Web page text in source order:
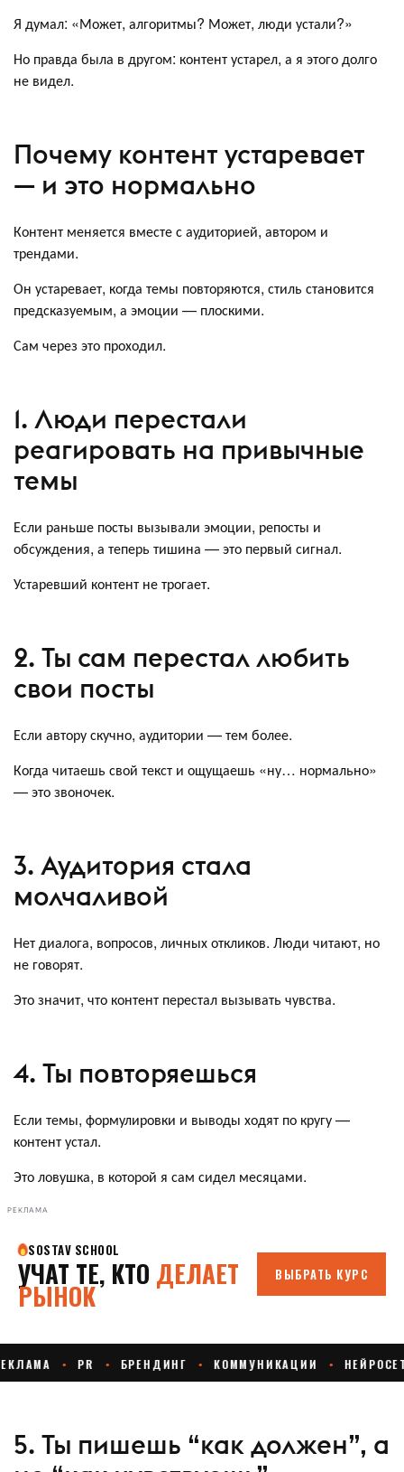
Я думал: «Может, алгоритмы? Может, люди устали?»
Но правда была в другом: контент устарел, а я этого долго
не видел.
Почему контент устаревает
— и это нормально
Контент меняется вместе с аудиторией, автором и
трендами.
Он устаревает, когда темы повторяются, стиль становится
предсказуемым, а эмоции — плоскими.
Сам через это проходил.
1. Люди перестали
реагировать на привычные
темы
Если раньше посты вызывали эмоции, репосты и
обсуждения, а теперь тишина — это первый сигнал.
Устаревший контент не трогает.
2. Ты сам перестал любить
свои посты
Если автору скучно, аудитории — тем более.
Когда читаешь свой текст и ощущаешь «ну… нормально»
— это звоночек.
3. Аудитория стала
молчаливой
Нет диалога, вопросов, личных откликов. Люди читают, но
не говорят.
Это значит, что контент перестал вызывать чувства.
4. Ты повторяешься
Если темы, формулировки и выводы ходят по кругу —
контент устал.
Это ловушка, в которой я сам сидел месяцами.
РЕКЛАМА
5. Ты пишешь “как должен”, а